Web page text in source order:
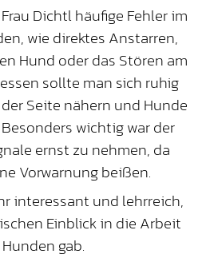
Dichtl häufige Fehler im
wie direktes Anstarren,
Hund oder das Stören am
sollte man sich ruhig
Seite nähern und Hunde
wichtig war der
ernst zu nehmen, da
Vorwarnung beißen.
interessant und lehrreich,
Einblick in die Arbeit
gab.